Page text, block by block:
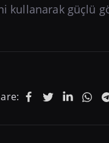
kullanarak güçlü